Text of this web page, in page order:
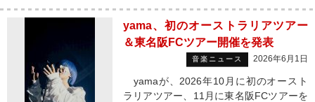
yama、初のオーストラリアツアー
＆東名阪FCツアー開催を発表
音楽ニュース 2026年6月1日
yamaが、2026年10月に初のオースト
ラリアツアー、11月に東名阪FCツアーを